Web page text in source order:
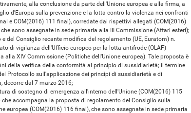
alla conclusione da parte dell'Unione europea e alla firma, a
d'Europa sulla prevenzione e la lotta contro la violenza nei confronti
e COM(2016) 111 final), corredate dai rispettivi allegati (COM(2016)
sono assegnate in sede primaria alla III Commissione (Affari esteri);
Consiglio recante modifica del regolamento (UE, Euratom) n.
di vigilanza dell'Ufficio europeo per la lotta antifrode (OLAF)
alla XIV Commissione (Politiche dell'Unione europea). Tale proposta è
della verifica della conformità al principio di sussidiarietà; il termine
Protocollo sull'applicazione dei princìpi di sussidiarietà e di
decorre dal 7 marzo 2016;
sostegno di emergenza all'interno dell'Unione (COM(2016) 115
accompagna la proposta di regolamento del Consiglio sulla
europea (COM(2016) 116 final), che sono assegnate in sede primaria